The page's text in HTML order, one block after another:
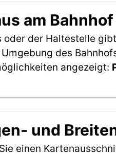
am
oder der Haltestelle
des
angezeigt:
und
einen